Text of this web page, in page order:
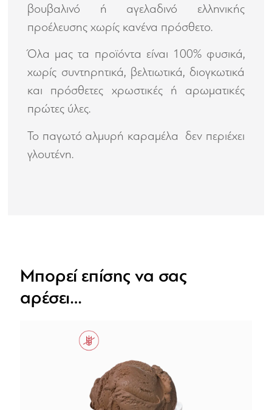
βουβαλινό ή αγελαδινό ελληνικής
προέλευσης χωρίς κανένα πρόσθετο.
Όλα μας τα προϊόντα είναι 100% φυσικά,
χωρίς συντηρητικά, βελτιωτικά, διογκωτικά
και πρόσθετες χρωστικές ή αρωματικές
πρώτες ύλες.
To παγωτό αλμυρή καραμέλα δεν περιέχει
γλουτένη.
Μπορεί επίσης να σας
αρέσει…